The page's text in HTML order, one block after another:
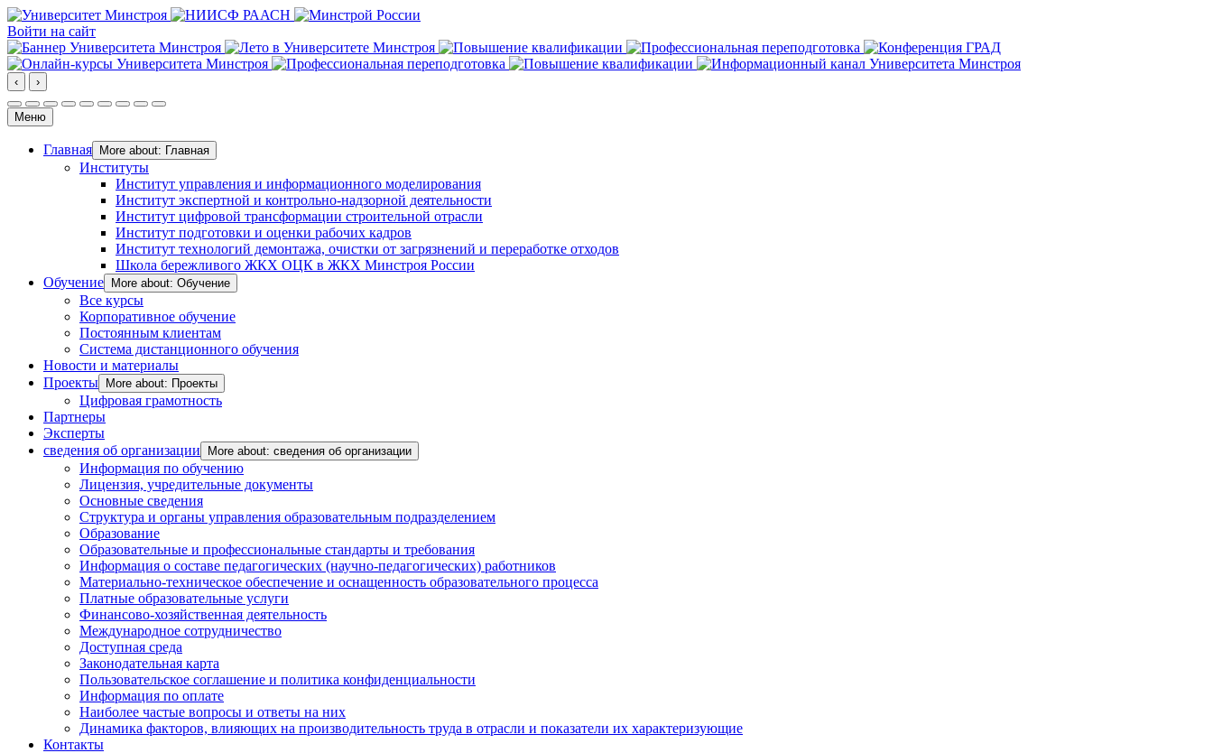
Войти на сайт
‹ ›
Меню
Главная More about: Главная
Институты
Институт управления и информационного моделирования
Институт экспертной и контрольно-надзорной деятельности
Институт цифровой трансформации строительной отрасли
Институт подготовки и оценки рабочих кадров
Институт технологий демонтажа, очистки от загрязнений и переработке отходов
Школа бережливого ЖКХ ОЦК в ЖКХ Минстроя России
Обучение
More about: Обучение
Все курсы
Корпоративное обучение
Постоянным клиентам
Система дистанционного обучения
Новости и материалы
Проекты
More about: Проекты
Цифровая грамотность
Партнеры
Эксперты
сведения об организации
More about: сведения об организации
Информация по обучению
Лицензия, учредительные документы
Основные сведения
Структура и органы управления образовательным подразделением
Образование
Образовательные и профессиональные стандарты и требования
Информация о составе педагогических (научно-педагогических) работников
Материально-техническое обеспечение и оснащенность образовательного процесса
Платные образовательные услуги
Финансово-хозяйственная деятельность
Международное сотрудничество
Доступная среда
Законодательная карта
Пользовательское соглашение и политика конфиденциальности
Информация по оплате
Наиболее частые вопросы и ответы на них
Динамика факторов, влияющих на производительность труда в отрасли и показатели их характеризующие
Контакты